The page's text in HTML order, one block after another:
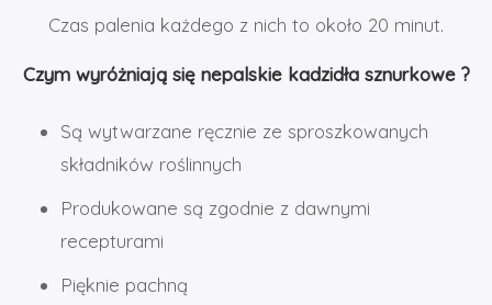
Czas palenia każdego z nich to około 20 minut.
Czym wyróżniają się nepalskie kadzidła sznurkowe ?
Są wytwarzane ręcznie ze sproszkowanych
składników roślinnych
Produkowane są zgodnie z dawnymi
recepturami
Pięknie pachną